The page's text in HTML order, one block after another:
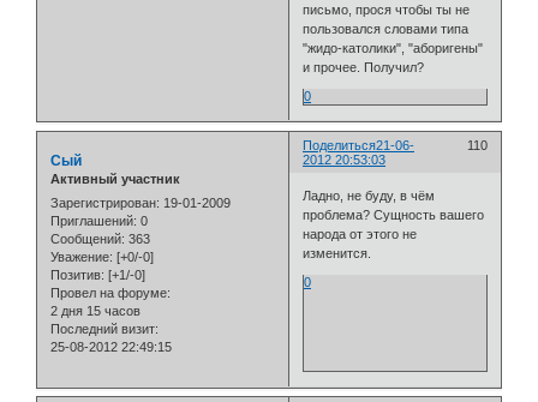
письмо, прося чтобы ты не
пользовался словами типа
"жидо-католики", "аборигены"
и прочее. Получил?
0
Поделиться 110
21-06-
2012 20:53:03
Сый
Активный участник
Зарегистрирован: 19-01-2009
Приглашений: 0
Сообщений: 363
Уважение: [+0/-0]
Позитив: [+1/-0]
Провел на форуме:
2 дня 15 часов
Последний визит:
25-08-2012 22:49:15
Ладно, не буду, в чём
проблема? Сущность вашего
народа от этого не
изменится.
0